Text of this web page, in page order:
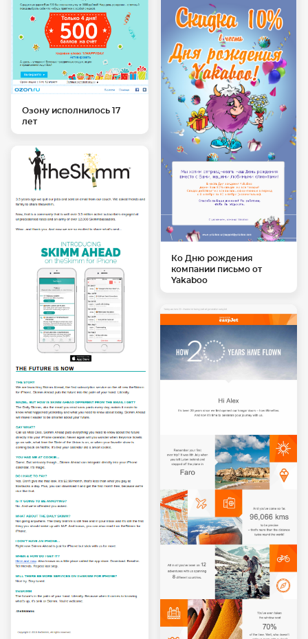
Озону исполнилось 17
лет
Ко Дню рождения
компании письмо от
Yakaboo